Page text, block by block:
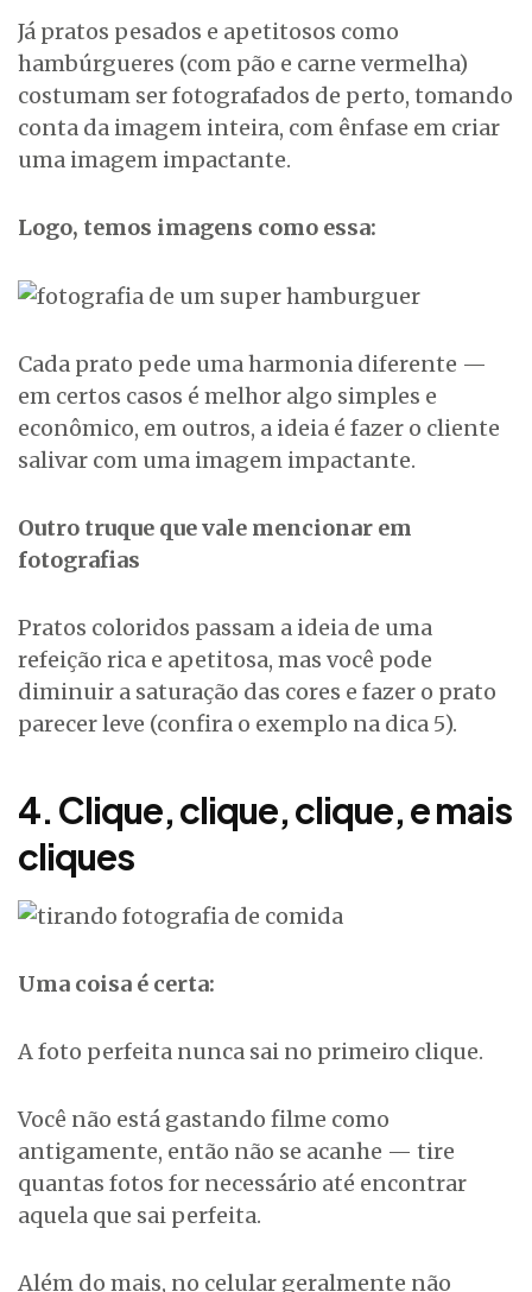
Já pratos pesados e apetitosos como
hambúrgueres (com pão e carne vermelha)
costumam ser fotografados de perto, tomando
conta da imagem inteira, com ênfase em criar
uma imagem impactante.
Logo, temos imagens como essa:
Cada prato pede uma harmonia diferente —
em certos casos é melhor algo simples e
econômico, em outros, a ideia é fazer o cliente
salivar com uma imagem impactante.
Outro truque que vale mencionar em
fotografias
Pratos coloridos passam a ideia de uma
refeição rica e apetitosa, mas você pode
diminuir a saturação das cores e fazer o prato
parecer leve (confira o exemplo na dica 5).
4. Clique, clique, clique, e mais
cliques
Uma coisa é certa:
A foto perfeita nunca sai no primeiro clique.
Você não está gastando filme como
antigamente, então não se acanhe — tire
quantas fotos for necessário até encontrar
aquela que sai perfeita.
Além do mais, no celular geralmente não